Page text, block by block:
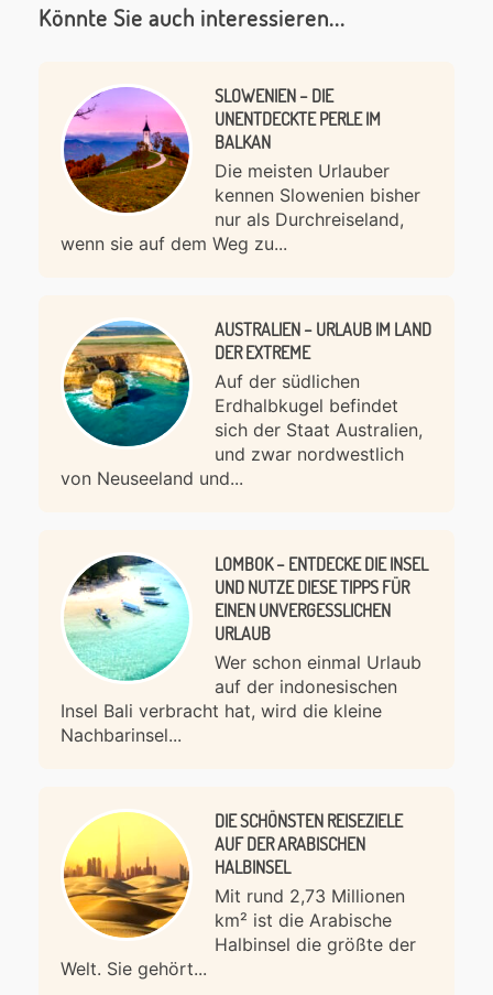
Könnte Sie auch interessieren...
SLOWENIEN – DIE
UNENTDECKTE PERLE IM
BALKAN
Die meisten Urlauber
kennen Slowenien bisher
nur als Durchreiseland,
wenn sie auf dem Weg zu...
AUSTRALIEN – URLAUB IM LAND
DER EXTREME
Auf der südlichen
Erdhalbkugel befindet
sich der Staat Australien,
und zwar nordwestlich
von Neuseeland und...
LOMBOK – ENTDECKE DIE INSEL
UND NUTZE DIESE TIPPS FÜR
EINEN UNVERGESSLICHEN
URLAUB
Wer schon einmal Urlaub
auf der indonesischen
Insel Bali verbracht hat, wird die kleine
Nachbarinsel...
DIE SCHÖNSTEN REISEZIELE
AUF DER ARABISCHEN
HALBINSEL
Mit rund 2,73 Millionen
km² ist die Arabische
Halbinsel die größte der
Welt. Sie gehört...